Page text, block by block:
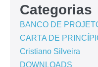
Categorias
BANCO DE
CARTA DE
Cristiano Silveira
DOWNLOADS